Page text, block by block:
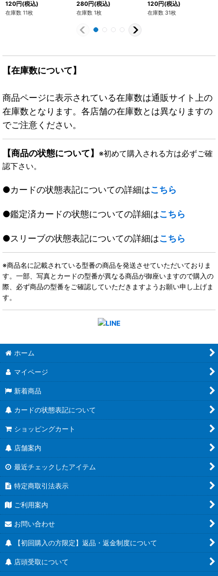
120円(税込)
在庫数 11枚
280円(税込)
在庫数 1枚
120円(税込)
在庫数 31枚
【在庫数について】
商品ページに表示されている在庫数は通販サイト上の
在庫数となります。各店舗の在庫数とは異なりますの
でご注意ください。
【商品の状態について】 ※初めて購入される方は必ずご確
認下さい。
●カードの状態表記についての詳細はこちら
●鑑定済カードの状態についての詳細はこちら
●スリーブの状態表記についての詳細はこちら
※商品名に記載されている型番の商品を発送させていただいておりま
す。一部、写真とカードの型番が異なる商品が御座いますので購入の
際、必ず商品の型番をご確認していただきますようお願い申し上げま
す。
ホーム
マイページ
新着商品
カードの状態表記について
ショッピングカート
店舗案内
最近チェックしたアイテム
特定商取引法表示
ご利用案内
お問い合わせ
【初回購入の方限定】返品・返金制度について
店頭受取について